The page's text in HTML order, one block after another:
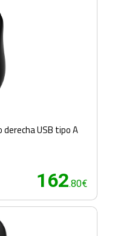
derecha USB tipo A
162.80€